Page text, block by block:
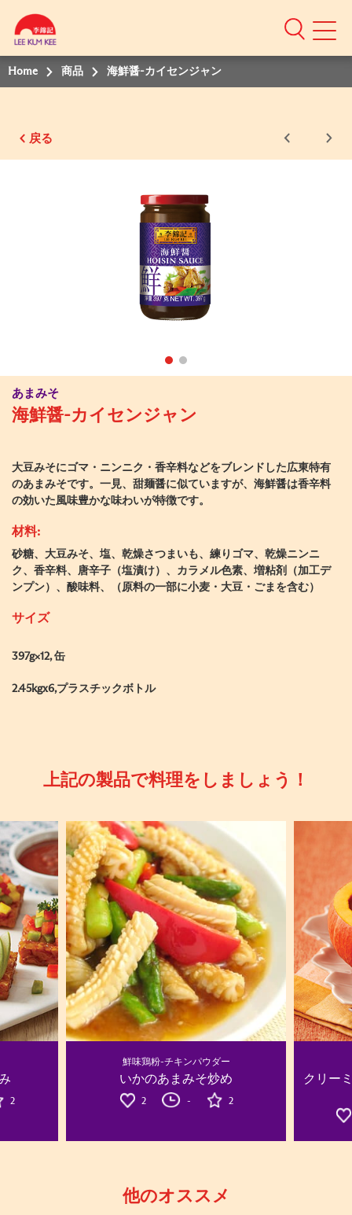
Home 商品 海鮮醤-カイセンジャン
戻る
あまみそ
海鮮醤-カイセンジャン
大豆みそにゴマ・ニンニク・香辛料などをブレンドした広東特有
のあまみそです。一見、甜麺醤に似ていますが、海鮮醤は香辛料
の効いた風味豊かな味わいが特徴です。
材料:
砂糖、大豆みそ、塩、乾燥さつまいも、練りゴマ、乾燥ニンニ
ク、香辛料、唐辛子（塩漬け）、カラメル色素、増粘剤（加工デ
ンプン）、酸味料、（原料の一部に小麦・大豆・ごまを含む）
サイズ
397g×12, 缶
2.45kgx6,プラスチックボトル
上記の製品で料理をしましょう！
2
鮮味鶏粉-チキンパウダー
いかのあまみそ炒め
2 - 2
クリー
他のオススメ